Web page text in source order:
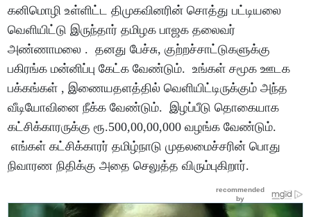
கனிமொழி உள்ளிட்ட திமுகவினரின் சொத்து பட்டியலை
வெளியிட்டு இருந்தார் தமிழக பாஜக தலைவர்
அண்ணாமலை . தனது பேச்சு, குற்றச்சாட்டுகளுக்கு
பகிரங்க மன்னிப்பு கேட்க வேண்டும். உங்கள் சமூக ஊடக
பக்கங்கள் , இணையதளத்தில் வெளியிட்டிருக்கும் அந்த
வீடியோவினை நீக்க வேண்டும். இழப்பீடு தொகையாக
கட்சிக்காரருக்கு ரூ.500,00,00,000 வழங்க வேண்டும்.
எங்கள் கட்சிக்காரர் தமிழ்நாடு முதலமைச்சரின் பொது
நிவாரண நிதிக்கு அதை செலுத்த விரும்புகிறார்.